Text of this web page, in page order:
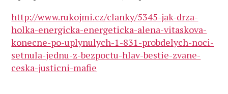
http://www.rukojmi.cz/clanky/5345-jak-drza-
holka-energicka-energeticka-alena-vitaskova-
konecne-po-uplynulych-1-831-probdelych-noci-
setnula-jednu-z-bezpoctu-hlav-bestie-zvane-
ceska-justicni-mafie